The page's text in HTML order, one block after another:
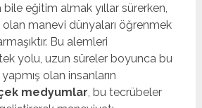
eğitim almak yıllar sürerken,
manevi dünyaları öğrenmek
Bu alemleri
yolu, uzun süreler boyunca bu
olan insanların
medyumlar, bu tecrübeler